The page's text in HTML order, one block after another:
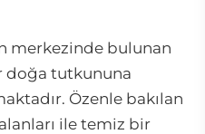
merkezinde bulunan
doğa tutkununa
Özenle bakılan
ile temiz bir